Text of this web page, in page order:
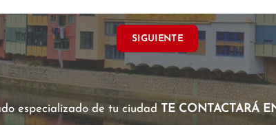
SIGUIENTE
especializado de tu ciudad TE CONTACTARÁ